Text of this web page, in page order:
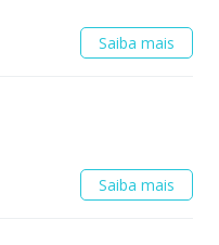
Saiba mais
Saiba mais